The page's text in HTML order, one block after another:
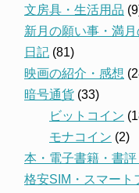
文房具・生活用品
新月の願い事・満
日記 (81)
映画の紹介・感想
暗号通貨 (33)
ビットコイン
モナコイン (2)
本・電子書籍・書評
格安SIM・スマート